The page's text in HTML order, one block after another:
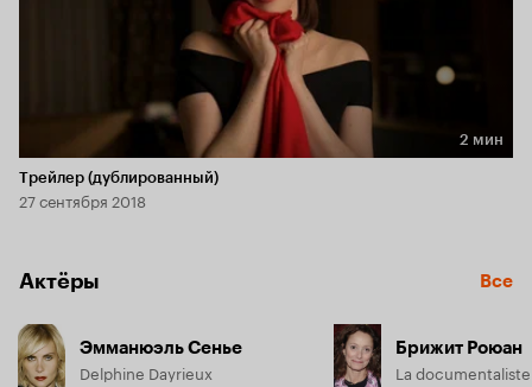
Длительность 2 мин
2 мин
Трейлер (дублированный)
27 сентября 2018
Актёры Все
Эмманюэль Сенье
Delphine Dayrieux
Брижит Роюан
La